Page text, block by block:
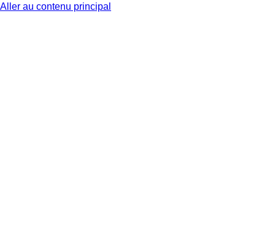
Aller au contenu principal